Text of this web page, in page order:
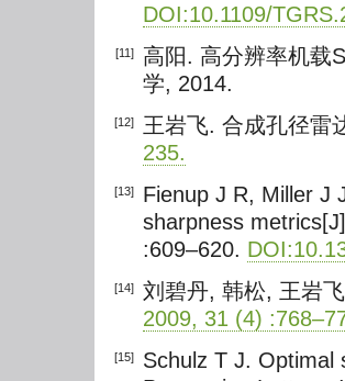
DOI:10.1109/
[11]
高阳. 高分辨率机载
学, 2014.
[12]
王岩飞. 合成孔径雷
235.
[13]
Fienup J R, Miller J
sharpness
:609–620.
[14]
刘碧丹, 韩松, 王岩
2009, 31 (4)
[15]
Schulz T J. Optimal